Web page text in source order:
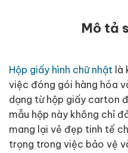
Mô tả
Hộp giấy hình chữ nhật là
việc đóng gói hàng hóa
dạng từ hộp giấy carton
mẫu hộp này không chỉ
mang lại vẻ đẹp tinh tế
trọng trong việc bảo vệ